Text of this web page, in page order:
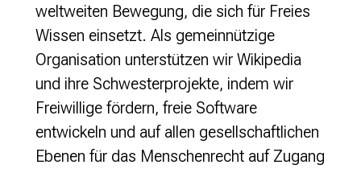
weltweiten Bewegung, die sich für Freies
Wissen einsetzt. Als gemeinnützige
Organisation unterstützen wir Wikipedia
und ihre Schwesterprojekte, indem wir
Freiwillige fördern, freie Software
entwickeln und auf allen gesellschaftlichen
Ebenen für das Menschenrecht auf Zugang